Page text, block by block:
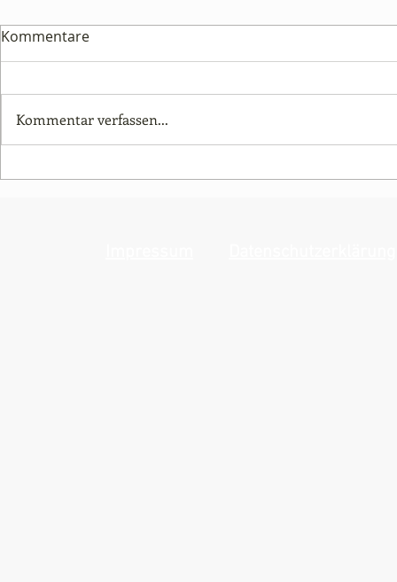
Klettersteigkurs
Klettersteigkurs
Sa. 13.6.)
Im Herzen
Kommentare
Kommentar verfassen...